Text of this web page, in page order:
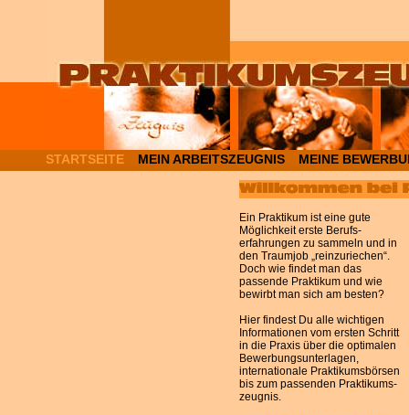
STARTSEITE MEIN ARBEITSZEUGNIS MEINE
Ein Praktikum ist eine gute
Möglichkeit erste Berufs­
erfahrungen zu sammeln und in
den Traum­job „reinzuriechen“.
Doch wie findet man das
passende Praktikum und wie
bewirbt man sich am besten?
Hier findest Du alle wichtigen
Informationen vom ersten Schritt
in die Praxis über die optimalen
Bewerbungs­unterlagen,
internationale Praktikums­börsen
bis zum passenden Praktikums­
zeugnis.